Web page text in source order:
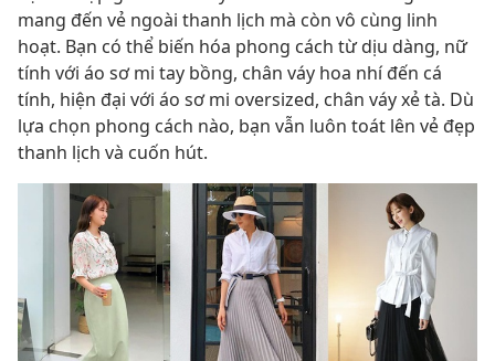
mang đến vẻ ngoài thanh lịch mà còn vô cùng linh
hoạt. Bạn có thể biến hóa phong cách từ dịu dàng, nữ
tính với áo sơ mi tay bồng, chân váy hoa nhí đến cá
tính, hiện đại với áo sơ mi oversized, chân váy xẻ tà. Dù
lựa chọn phong cách nào, bạn vẫn luôn toát lên vẻ đẹp
thanh lịch và cuốn hút.